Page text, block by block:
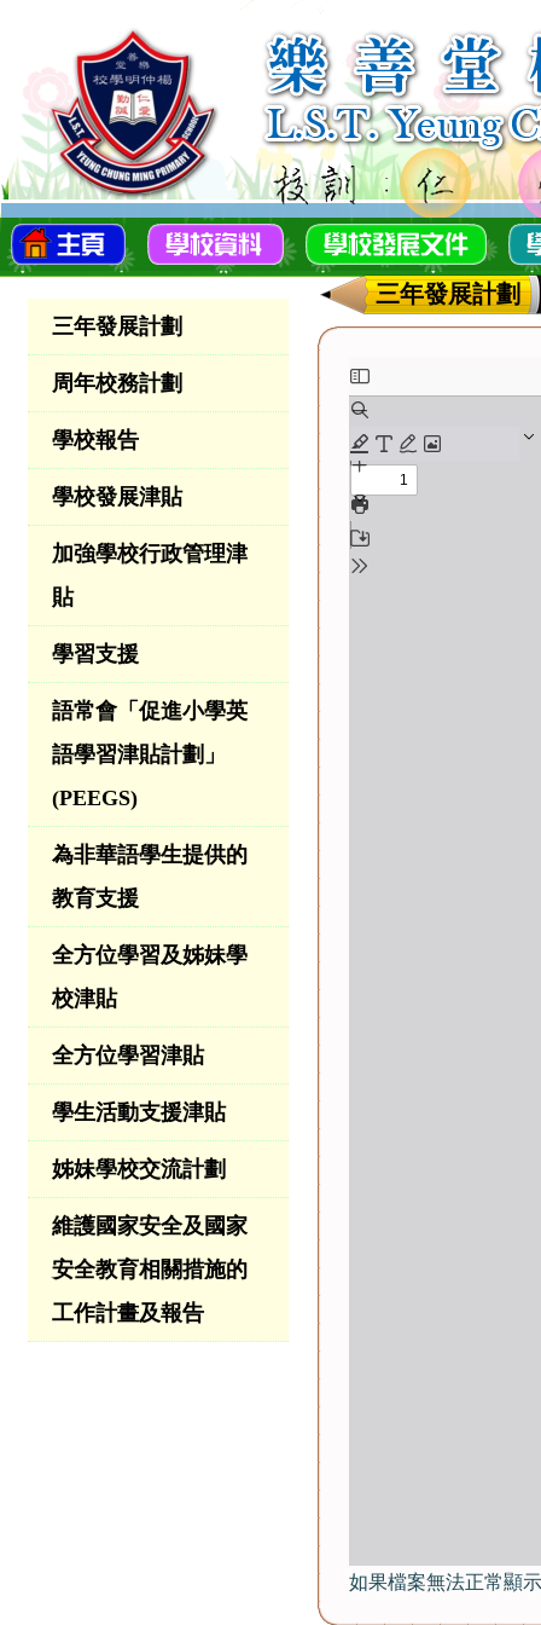
三年發展計劃
周年校務計劃
學校報告
學校發展津貼
加強學校行政管理津
貼
學習支援
語常會「促進小學英
語學習津貼計劃」
(PEEGS)
為非華語學生提供的
教育支援
全方位學習及姊妹學
校津貼
全方位學習津貼
學生活動支援津貼
姊妹學校交流計劃
維護國家安全及國家
安全教育相關措施的
工作計畫及報告
三年發展計劃
如果檔案無法正常顯